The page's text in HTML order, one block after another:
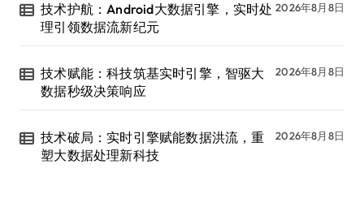
技术护航：Android大数据引擎，实时处
理引领数据流新纪元
2026年8月8日
技术赋能：科技筑基实时引擎，智驱大
数据秒级决策响应
2026年8月8日
技术破局：实时引擎赋能数据洪流，重
塑大数据处理新科技
2026年8月8日